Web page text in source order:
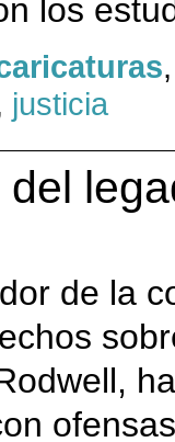
los
justicia
del
de la